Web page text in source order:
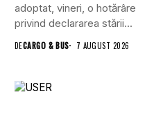
adoptat, vineri, o hotărâre
privind declararea stării...
DECARGO & BUS 7 AUGUST 2026